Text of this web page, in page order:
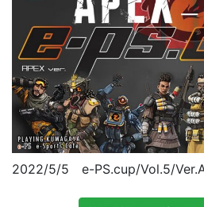
2022/5/5 e-PS.cup/Vol.5/